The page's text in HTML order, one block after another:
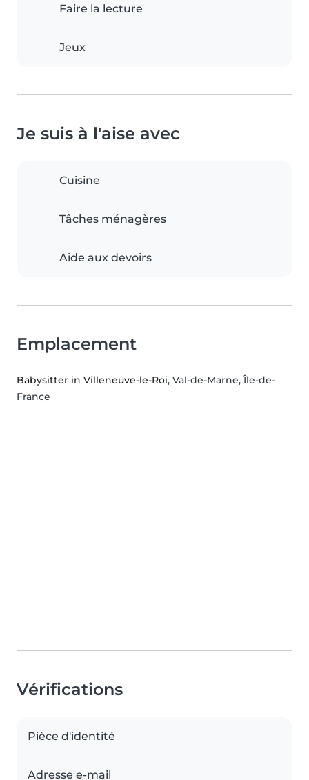
Faire la lecture
Jeux
Je suis à l'aise avec
Cuisine
Tâches ménagères
Aide aux devoirs
Emplacement
Babysitter in Villeneuve-le-Roi, Val-de-Marne, Île-de-
France
Vérifications
Pièce d'identité
Adresse e-mail